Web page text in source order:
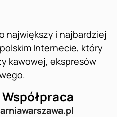
największy i najbardziej
Internecie, który
kawowej, ekspresów
Współpraca